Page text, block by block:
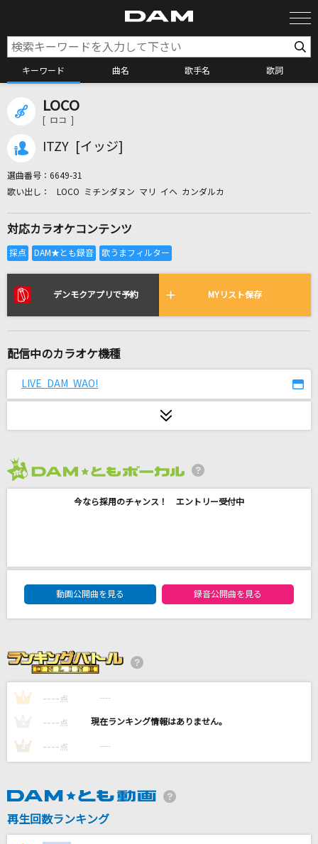
キーワード 曲名 歌手名 歌詞
カラオケ店舗検索
全国りれき
リアルタイムで歌われている曲の一覧
残酷な天使のテーゼ
晩餐歌
First Christmas feat. JUNON (BE:FIRST)
米津玄師
ダーリン
Mrs. GREEN APPLE
道
hololive IDOL PROJECT
LOCO
[ ロコ ]
ITZY [イッジ]
選曲番号： 6649-31
LOCO ミチンダヌン マリ イヘ カンダルカ
対応カラオケコンテンツ
デンモクアプリで予約 MYリスト保存
配信中のカラオケ機種
LIVE DAM WAO!
今なら採用のチャンス！ エントリー受付中
DAM★ともボーカルエントリーランキング
動画公開曲を見る
録音公開曲を見る
1 ---- 点 ----
---- 点 ----
3 ---- 点 ----
再生回数ランキング